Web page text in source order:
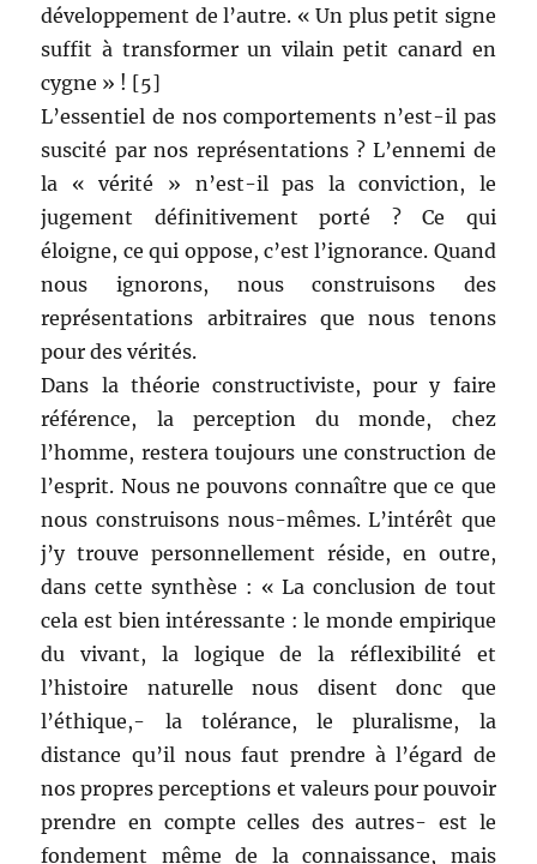
développement de l’autre. « Un plus petit signe
suffit à transformer un vilain petit canard en
cygne » ! [5]
L’essentiel de nos comportements n’est-il pas
suscité par nos représentations ? L’ennemi de
la « vérité » n’est-il pas la conviction, le
jugement définitivement porté ? Ce qui
éloigne, ce qui oppose, c’est l’ignorance. Quand
nous ignorons, nous construisons des
représentations arbitraires que nous tenons
pour des vérités.
Dans la théorie constructiviste, pour y faire
référence, la perception du monde, chez
l’homme, restera toujours une construction de
l’esprit. Nous ne pouvons connaître que ce que
nous construisons nous-mêmes. L’intérêt que
j’y trouve personnellement réside, en outre,
dans cette synthèse : « La conclusion de tout
cela est bien intéressante : le monde empirique
du vivant, la logique de la réflexibilité et
l’histoire naturelle nous disent donc que
l’éthique,- la tolérance, le pluralisme, la
distance qu’il nous faut prendre à l’égard de
nos propres perceptions et valeurs pour pouvoir
prendre en compte celles des autres- est le
fondement même de la connaissance, mais